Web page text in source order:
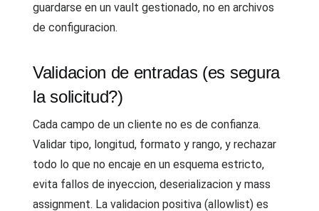
guardarse en un vault gestionado, no en archivos
de configuracion.
Validacion de entradas (es segura
la solicitud?)
Cada campo de un cliente no es de confianza.
Validar tipo, longitud, formato y rango, y rechazar
todo lo que no encaje en un esquema estricto,
evita fallos de inyeccion, deserializacion y mass
assignment. La validacion positiva (allowlist) es